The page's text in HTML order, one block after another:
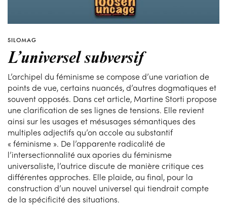
SILOMAG
L’universel subversif
L’archipel du féminisme se compose d’une variation de
points de vue, certains nuancés, d’autres dogmatiques et
souvent opposés. Dans cet article, Martine Storti propose
une clarification de ses lignes de tensions. Elle revient
ainsi sur les usages et mésusages sémantiques des
multiples adjectifs qu’on accole au substantif
« féminisme ». De l’apparente radicalité de
l’intersectionnalité aux apories du féminisme
universaliste, l’autrice discute de manière critique ces
différentes approches. Elle plaide, au final, pour la
construction d’un nouvel universel qui tiendrait compte
de la spécificité des situations.